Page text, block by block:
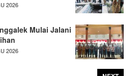
2026
Mulai Jalani
2026